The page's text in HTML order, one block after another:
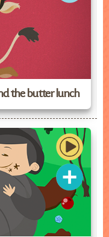
the butter lunch